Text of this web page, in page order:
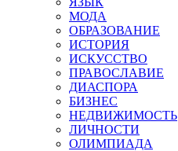
МОДА
ОБРАЗОВАНИЕ
ИСТОРИЯ
ИСКУССТВО
ПРАВОСЛАВИЕ
ДИАСПОРА
БИЗНЕС
НЕДВИЖИМОСТЬ
ЛИЧНОСТИ
ОЛИМПИАДА